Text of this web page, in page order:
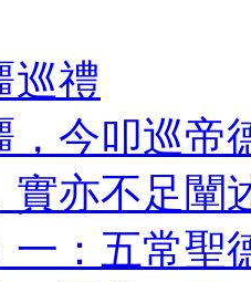
巡禮
，今叩巡帝
實亦不足闡
一：五常聖